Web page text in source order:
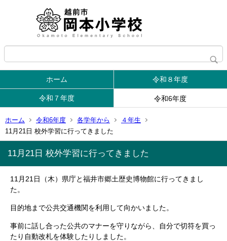
ホーム 令和８年度
令和７年度 令和6年度
ホーム 令和6年度 各学年から
４年生
11月21日 校外学習に行ってきました
11月21日 校外学習に行ってきました
11月21日（木）県庁と福井市郷土歴史博物館に行ってきまし
た。
目的地まで公共交通機関を利用して向かいました。
事前に話し合った公共のマナーを守りながら、自分で切符を買っ
たり自動改札を体験したりしました。